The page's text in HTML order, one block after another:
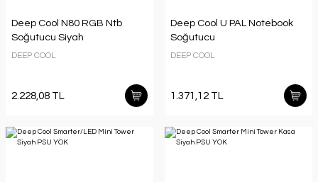
Deep Cool N80 RGB Ntb
Soğutucu Siyah
DEEP COOL
2.228,08 TL
Deep Cool U PAL Notebook
Soğutucu
DEEP COOL
1.371,12 TL